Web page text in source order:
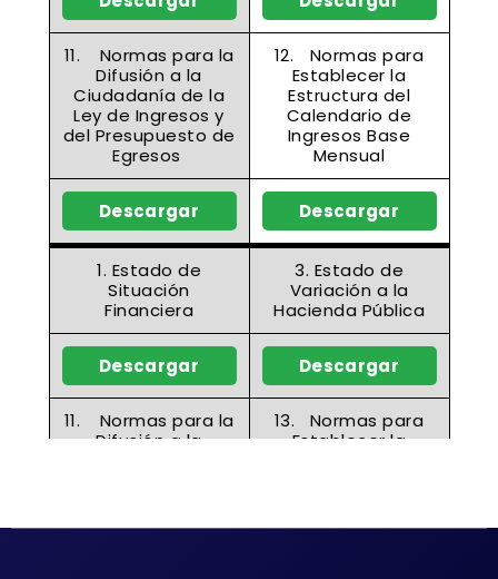
11.
Normas para la
Difusión a la
Ciudadanía de la
Ley de Ingresos y
del Presupuesto de
Egresos
12.
Normas para
Establecer la
Estructura del
Calendario de
Ingresos Base
Mensual
Descargar Descargar
1. Estado de
Situación
Financiera
3. Estado de
Variación a la
Hacienda Pública
Descargar Descargar
11.
Normas para la
Difusión a la
13.
Normas para
Establecer la